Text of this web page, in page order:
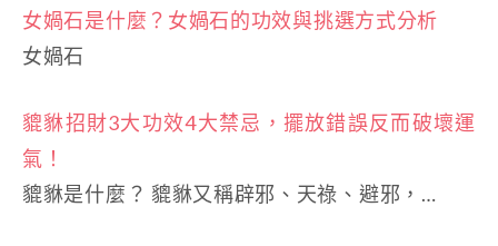
女媧石是什麼？女媧石的功效與挑選方式分析
女媧石
貔貅招財3大功效4大禁忌，擺放錯誤反而破壞運
氣！
貔貅是什麼？ 貔貅又稱辟邪、天祿、避邪，…